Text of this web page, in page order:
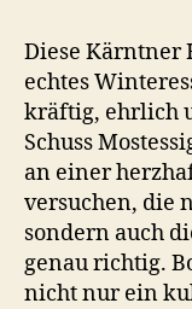
Diese Kärntner
echtes
kräftig, ehrlich
Schuss
an einer
versuchen, die
sondern auch
genau richtig.
nicht nur ein